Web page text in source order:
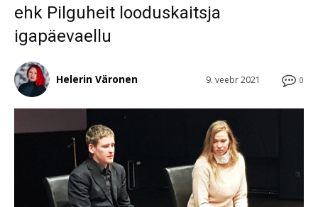
ehk Pilguheit looduskaitsja
igapäevaellu
0
9. veebr 2021
Helerin Väronen